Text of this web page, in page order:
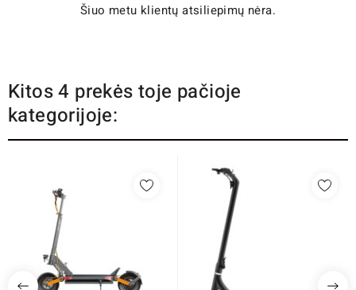
Šiuo metu klientų atsiliepimų nėra.
Kitos 4 prekės toje pačioje
kategorijoje: